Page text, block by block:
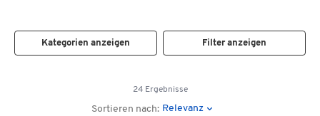
Kategorien anzeigen Filter anzeigen
24 Ergebnisse
Sortieren nach: Relevanz